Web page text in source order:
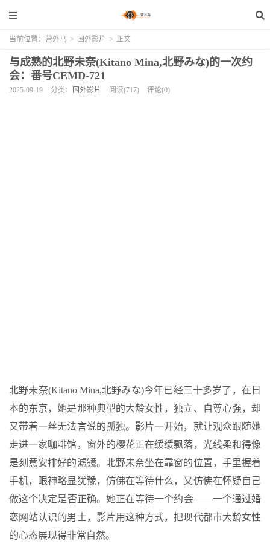
当前位置： 营外马 > 国外影片 > 正文
与成熟的北野未奈(Kitano Mina,北野みな)的一次约
会：番号CEMD-721
2025-09-19 分类： 国外影片 阅读(717) 评论(0)
北野未奈(Kitano Mina,北野みな)今年已经三十多岁了，在日
本的东京，她是那种典型的大龄女性，独立、自尊心强，却
又带着一丝无法言说的孤独。影片一开始，就让观众跟随她
走进一家咖啡馆，窗外的樱花正在缓缓飘落，光线柔和得像
是刻意安排好的滤镜。北野未奈坐在靠窗的位置，手里握着
手机，眼神略显犹豫，仿佛在等待什么，又仿佛在怀疑自己
做这个决定是否正确。她正在等待一个约会——一个通过婚
恋网站认识的男士，影片用这种方式，把现代都市大龄女性
的心态展现得非常自然。